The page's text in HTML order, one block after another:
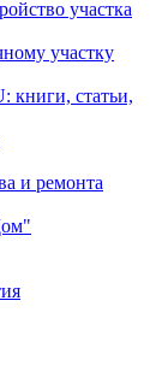
участка
участку
книги, статьи,
и ремонта